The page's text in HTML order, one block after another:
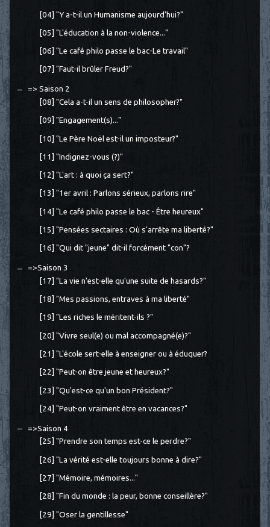
[04] "Y a-t-il un Humanisme aujourd'hui?"
[05] "L'éducation à la non-violence..."
[06] "Le café philo passe le bac-Le travail"
[07] "Faut-il brûler Freud?"
=> Saison 2
[08] "Cela a-t-il un sens de philosopher?"
[09] "Engagement(s)..."
[10] "Le Père Noël est-il un imposteur?"
[11] "Indignez-vous (?)"
[12] "L'art : à quoi ça sert?"
[13] "1er avril : Parlons sérieux, parlons rire"
[14] "Le café philo passe le bac - Être heureux"
[15] "Pensées sectaires : Où s'arrête ma liberté?"
[16] "Qui dit "jeune" dit-il forcément "con"?
=>Saison 3
[17] "La vie n'est-elle qu'une suite de hasards?"
[18] "Mes passions, entraves à ma liberté"
[19] "Les riches le méritent-ils ?"
[20] "Vivre seul(e) ou mal accompagné(e)?"
[21] "L'école sert-elle à enseigner ou à éduquer?
[22] "Peut-on être jeune et heureux?"
[23] "Qu'est-ce qu'un bon Président?"
[24] "Peut-on vraiment être en vacances?"
=>Saison 4
[25] "Prendre son temps est-ce le perdre?"
[26] "La vérité est-elle toujours bonne à dire?"
[27] "Mémoire, mémoires..."
[28] "Fin du monde : la peur, bonne conseillère?"
[29] "Oser la gentillesse"